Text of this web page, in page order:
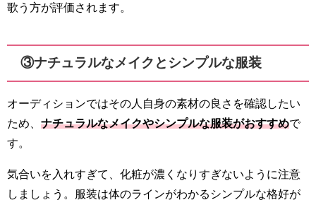
歌う方が評価されます。
③ナチュラルなメイクとシンプルな服装
オーディションではその人自身の素材の良さを確認したい
ため、 ナチュラルなメイクやシンプルな服装がおすすめで
す。
気合いを入れすぎて、化粧が濃くなりすぎないように注意
しましょう。服装は体のラインがわかるシンプルな格好が